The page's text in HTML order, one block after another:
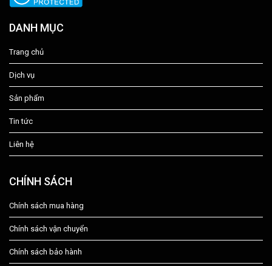
DANH MỤC
Trang chủ
Dịch vụ
Sản phẩm
Tin tức
Liên hệ
CHÍNH SÁCH
Chính sách mua hàng
Chính sách vận chuyển
Chính sách bảo hành